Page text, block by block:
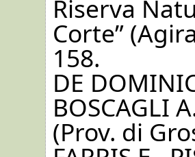
Riserva
Corte”
158.
DE
BOSCAGLI
(Prov. di